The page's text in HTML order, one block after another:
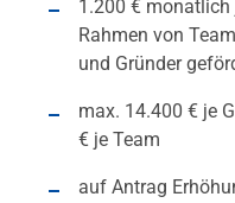
1.200 € monatlich
Rahmen von
und Gründer
max. 14.400 € je
€ je Team
auf Antrag